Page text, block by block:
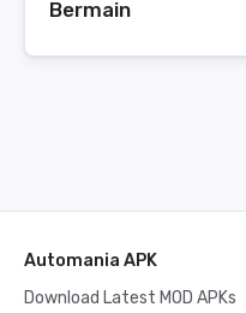
Bermain
Automania APK
Download Latest MOD APKs